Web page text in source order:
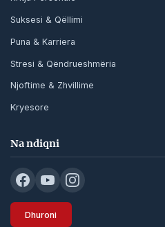
Suksesi & Qëllimi
Puna & Karriera
Stresi & Qëndrueshmëria
Njoftime & Zhvillime
Kryesore
Na ndiqni
Dhuroni